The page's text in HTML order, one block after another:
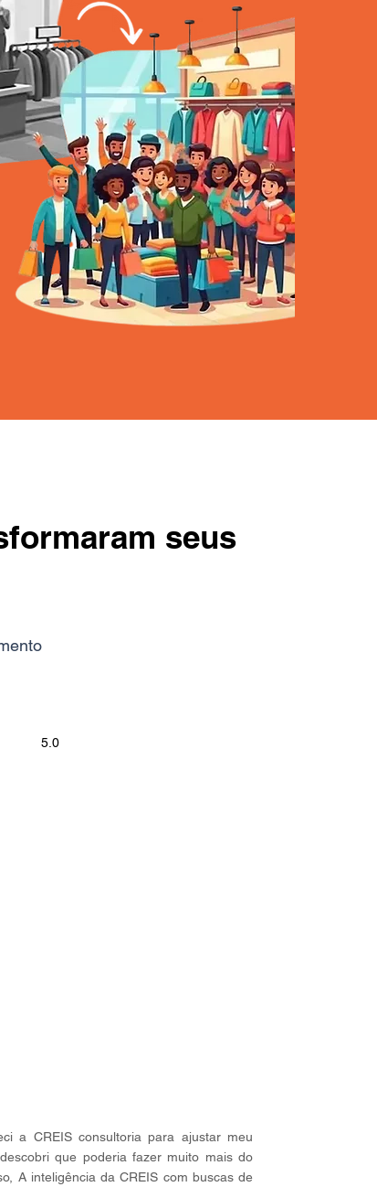
seus
5.0
a CREIS consultoria para ajustar meu
que poderia fazer muito mais do
A inteligência da CREIS com buscas de